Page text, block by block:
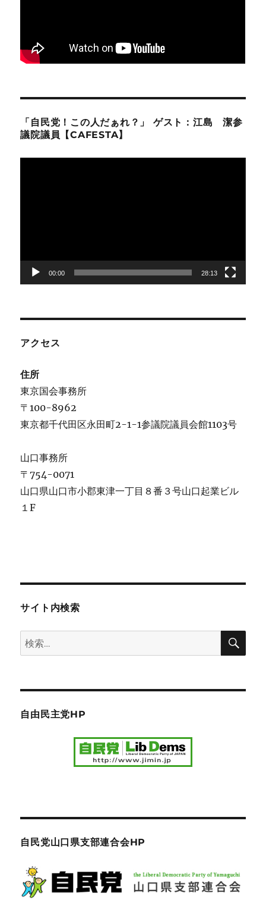
「自民党！この人だぁれ？」 ゲスト：江島 潔参
議院議員【CAFESTA】
00:00 28:13
アクセス
住所
東京国会事務所
〒100-8962
東京都千代田区永田町2-1-1参議院議員会館1103号
山口事務所
〒754-0071
山口県山口市小郡東津一丁目８番３号山口起業ビル
１F
サイト内検索
検
索:
検
自由民主党HP
自民党山口県支部連合会HP